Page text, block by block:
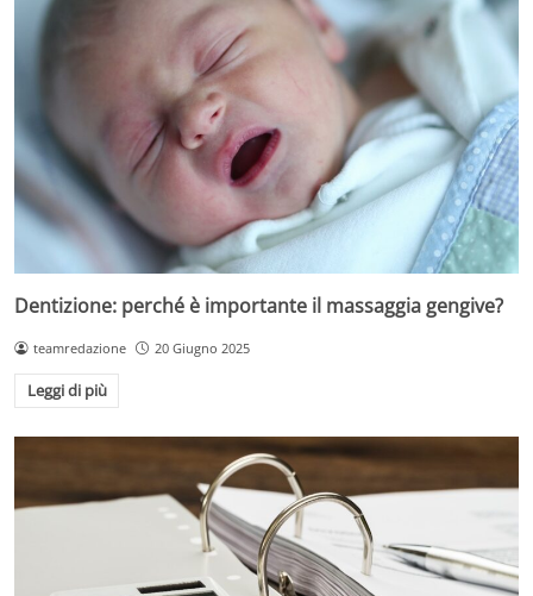
Dentizione: perché è importante il massaggia gengive?
teamredazione 20 Giugno 2025
Leggi di più